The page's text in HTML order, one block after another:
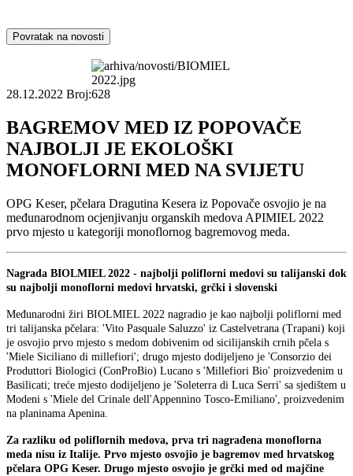
Povratak na novosti
28.12.2022 Broj:628
BAGREMOV MED IZ POPOVAČE
NAJBOLJI JE EKOLOŠKI
MONOFLORNI MED NA SVIJETU
OPG Keser, pčelara Dragutina Kesera iz Popovače osvojio je na
međunarodnom ocjenjivanju organskih medova APIMIEL 2022
prvo mjesto u kategoriji monoflornog bagremovog meda.
Nagrada BIOLMIEL 2022 - najbolji poliflorni medovi su talijanski dok
su najbolji monoflorni medovi hrvatski, grčki i slovenski
Međunarodni žiri BIOLMIEL 2022 nagradio je kao najbolji poliflorni med
tri talijanska pčelara: 'Vito Pasquale Saluzzo' iz Castelvetrana (Trapani) koji
je osvojio prvo mjesto s medom dobivenim od sicilijanskih crnih pčela s
'Miele Siciliano di millefiori'; drugo mjesto dodijeljeno je 'Consorzio dei
Produttori Biologici (ConProBio) Lucano s 'Millefiori Bio' proizvedenim u
Basilicati; treće mjesto dodijeljeno je 'Soleterra di Luca Serri' sa sjedištem u
Modeni s 'Miele del Crinale dell'Appennino Tosco-Emiliano', proizvedenim
na planinama Apenina.
Za razliku od poliflornih medova, prva tri nagrađena monoflorna
meda nisu iz Italije. Prvo mjesto osvojio je bagremov med hrvatskog
pčelara OPG Keser. Drugo mjesto osvojio je grčki med od majčine